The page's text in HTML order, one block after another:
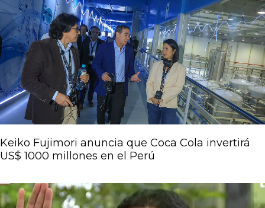
Keiko Fujimori anuncia que Coca Cola invertirá
US$ 1000 millones en el Perú